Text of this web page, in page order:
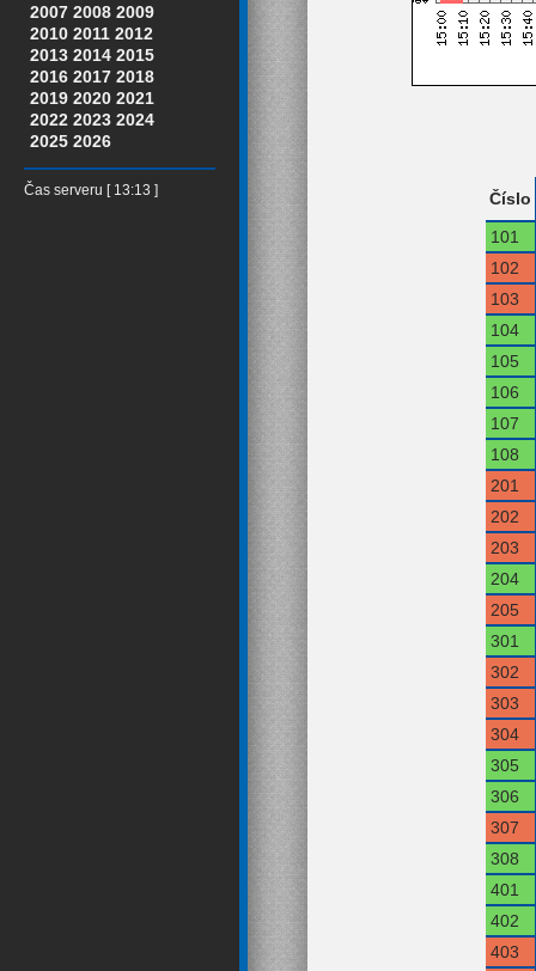
2007 2008 2009
2010 2011 2012
2013 2014 2015
2016 2017 2018
2019 2020 2021
2022 2023 2024
2025 2026
Čas serveru [ 13:13 ]
Číslo
101
102
103
104
105
106
107
108
201
202
203
204
205
301
302
303
304
305
306
307
308
401
402
403